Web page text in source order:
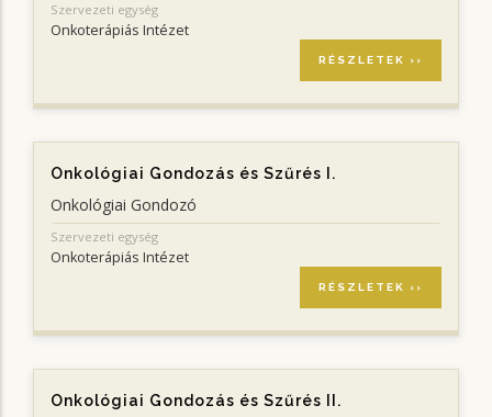
Szervezeti egység
Onkoterápiás Intézet
RÉSZLETEK ››
Onkológiai Gondozás és Szűrés I.
Onkológiai Gondozó
Szervezeti egység
Onkoterápiás Intézet
RÉSZLETEK ››
Onkológiai Gondozás és Szűrés II.